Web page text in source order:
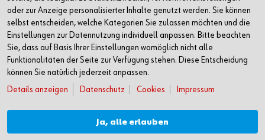
oder wenden Sie sich an einen Würth Shop in Ihrer Nähe:
Würth Shop finden
Verkauf nur an Unternehmer, Gewerbetreibende, Freiberufler
und öffentliche Institutionen, nicht jedoch an Verbraucher im
Sinne des § 1 Abs. 1 Z 2 KSchG. Alle Preise in € zzgl. MwSt.
Angebot freibleibend. Preisirrtümer und Druckfehler
oder zur Anzeige personalisierter Inhalte genutzt werden. Sie können
selbst entscheiden, welche Kategorien Sie zulassen möchten und die
Einstellungen zur Datennutzung individuell anpassen. Bitte beachten
Sie, dass auf Basis Ihrer Einstellungen womöglich nicht alle
Funktionalitäten der Seite zur Verfügung stehen. Diese Entscheidung
können Sie natürlich jederzeit anpassen.
Details anzeigen
Datenschutz Cookies Impressum
Ja, alle erlauben